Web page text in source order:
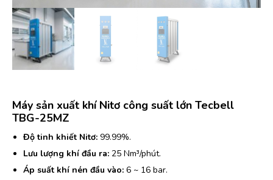
Máy sản xuất khí Nitơ công suất lớn Tecbell
TBG-25MZ
Độ tinh khiết Nitơ: 99.99%.
Lưu lượng khí đầu ra: 25 Nm³/phút.
Áp suất khí nén đầu vào: 6 ~ 16 bar.